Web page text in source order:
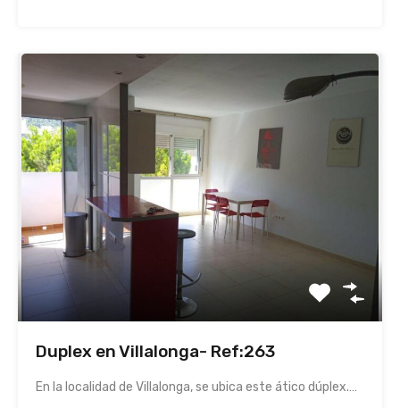
Duplex en Villalonga- Ref:263
En la localidad de Villalonga, se ubica este ático dúplex.…